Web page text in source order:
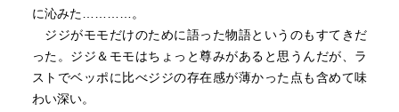
に沁みた…………。
ジジがモモだけのために語った物語というのもすてきだ
った。ジジ＆モモはちょっと尊みがあると思うんだが、ラ
ストでベッポに比べジジの存在感が薄かった点も含めて味
わい深い。